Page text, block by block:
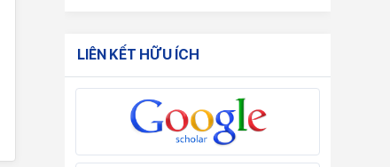
LIÊN KẾT HỮU ÍCH